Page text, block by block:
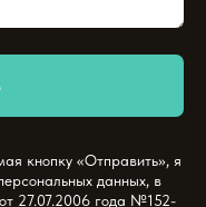
кнопку «Отправить», я
данных, в
27.07.2006 года №152-